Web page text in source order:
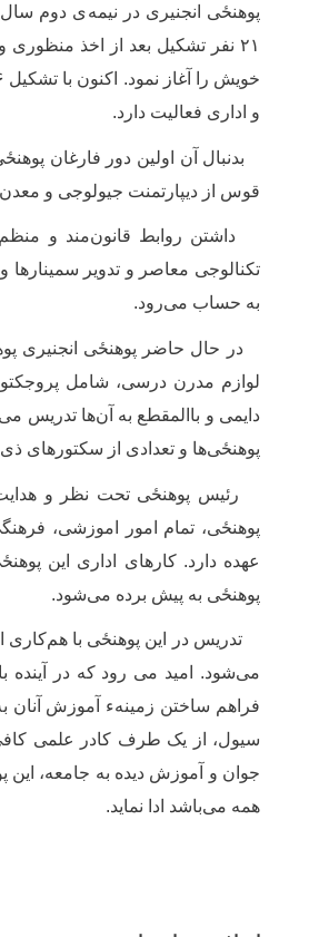
پوهنځی انجنیری در نیمه
۲۱ نفر تشکیل بعد از اخذ
و اداری فعالیت دارد.
بدنبال آن‌ اولین دور فارغان
قوس از دیپارتمنت جیولوجی و معدن سال 1403 قراغت شان را
داشتن روابط قانون‌مند و منظم
تکنالوجی معاصر و تدویر
به حساب می‌رود.
در حال حاضر پوهنځی
انجنیری
لوازم مدرن درسی‌، شامل
دایمی و باالمقطع به آن‌ها تدریس
پوهنځی‌ها و تعدادی از سکتورهای
رئیس پوهنځیتحت نظر و
پوهنځی، تمام امور اموزشی،
عهده دارد. کارهای اداری این
پوهنځی به پیش برده می‌شود.
تدریس در این پوهنځی با هم‌کاری
می‌شود. امید می رود که در آینده
فراهم ساختن زمینهء آموزش
سیول، از یک طرف کادر علمی کافی
جوان و آموزش دیده به جامعه، این
همه میباشد ادا نماید.